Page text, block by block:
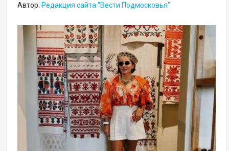
Автор: Редакция сайта "Вести Подмосковья"